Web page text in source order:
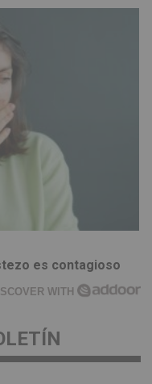
es contagioso
WITH